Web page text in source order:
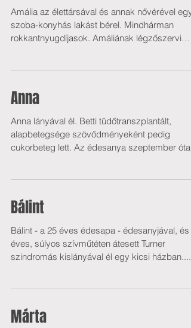
Amália az élettársával és annak nővérével egy
szoba-konyhás lakást bérel. Mindhárman
rokkantnyugdíjasok. Amáliának légzőszervi
Anna
Anna lányával él. Betti tüdőtranszplantált,
alapbetegsége szövődményeként pedig
cukorbeteg lett. Az édesanya szeptember óta
Bálint
Bálint - a 25 éves édesapa - édesanyjával, és 7
éves, súlyos szívműtéten átesett Turner
szindromás kislányával él egy kicsi házban....
Márta